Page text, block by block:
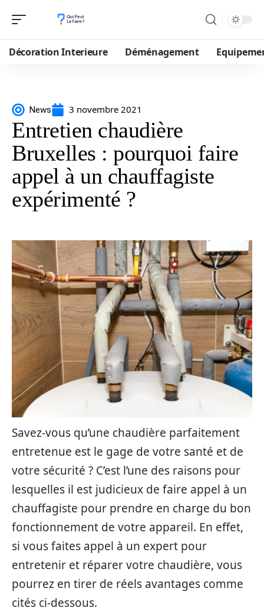
Décoration Interieure Déménagement
News 3 novembre 2021
Entretien chaudière
Bruxelles : pourquoi faire
appel à un chauffagiste
expérimenté ?
Savez-vous qu’une chaudière parfaitement
entretenue est le gage de votre santé et de
votre sécurité ? C’est l’une des raisons pour
lesquelles il est judicieux de faire appel à un
chauffagiste pour prendre en charge du bon
fonctionnement de votre appareil. En effet,
si vous faites appel à un expert pour
entretenir et réparer votre chaudière, vous
pourrez en tirer de réels avantages comme
cités ci-dessous.